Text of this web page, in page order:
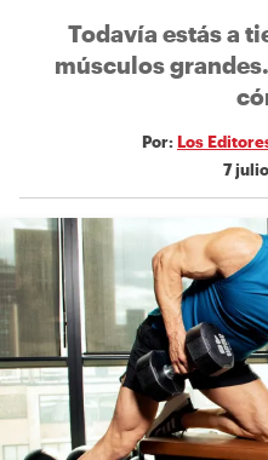
Todavía estás a
músculos
Por: Los
7